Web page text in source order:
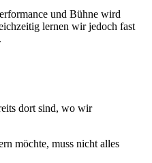
und Bühne wird
lernen wir jedoch fast
dort sind, wo wir
möchte, muss nicht alles